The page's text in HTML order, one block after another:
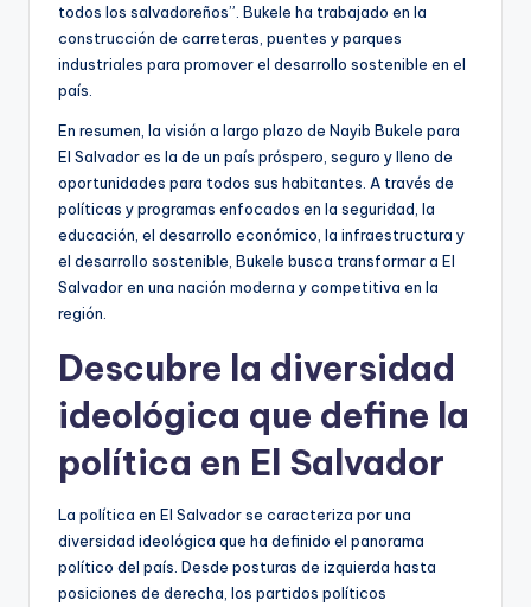
todos los salvadoreños”. Bukele ha trabajado en la
construcción de carreteras, puentes y parques
industriales para promover el desarrollo sostenible en el
país.
En resumen, la visión a largo plazo de Nayib Bukele para
El Salvador es la de un país próspero, seguro y lleno de
oportunidades para todos sus habitantes. A través de
políticas y programas enfocados en la seguridad, la
educación, el desarrollo económico, la infraestructura y
el desarrollo sostenible, Bukele busca transformar a El
Salvador en una nación moderna y competitiva en la
región.
Descubre la diversidad
ideológica que define la
política en El Salvador
La política en El Salvador se caracteriza por una
diversidad ideológica que ha definido el panorama
político del país. Desde posturas de izquierda hasta
posiciones de derecha, los partidos políticos